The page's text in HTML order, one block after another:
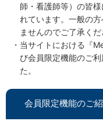
師・看護師等）の皆
れています。一般の
ませんのでご了承くだ
当サイトにおける『
び会員限定機能のご
た。
会員限定機能のご